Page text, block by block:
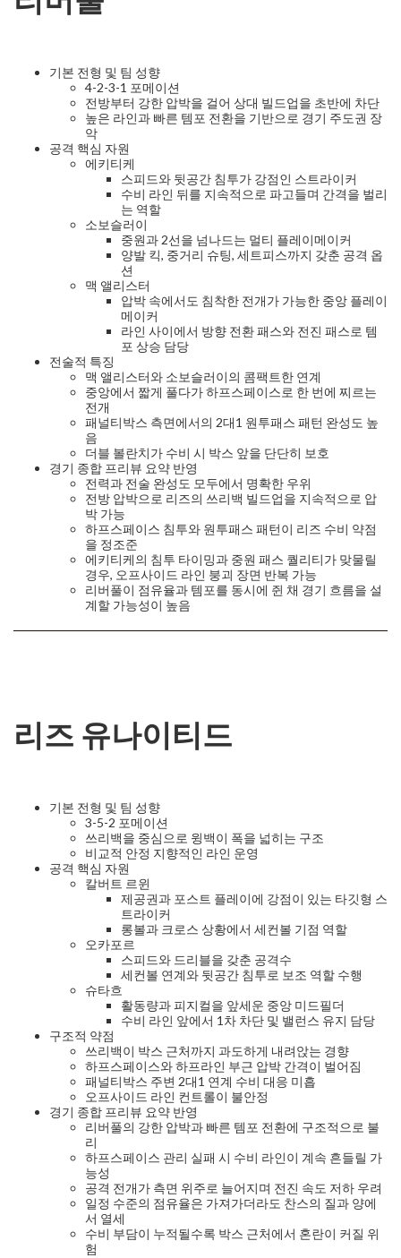
기본 전형 및 팀 성향
4-2-3-1 포메이션
전방부터 강한 압박을 걸어 상대 빌드업을 초반에 차단
높은 라인과 빠른 템포 전환을 기반으로 경기 주도권 장
악
공격 핵심 자원
에키티케
스피드와 뒷공간 침투가 강점인 스트라이커
수비 라인 뒤를 지속적으로 파고들며 간격을 벌리
는 역할
소보슬러이
중원과 2선을 넘나드는 멀티 플레이메이커
양발 킥, 중거리 슈팅, 세트피스까지 갖춘 공격 옵
션
맥 앨리스터
압박 속에서도 침착한 전개가 가능한 중앙 플레이
메이커
라인 사이에서 방향 전환 패스와 전진 패스로 템
포 상승 담당
전술적 특징
맥 앨리스터와 소보슬러이의 콤팩트한 연계
중앙에서 짧게 풀다가 하프스페이스로 한 번에 찌르는
전개
패널티박스 측면에서의 2대1 원투패스 패턴 완성도 높
음
더블 볼란치가 수비 시 박스 앞을 단단히 보호
경기 종합 프리뷰 요약 반영
전력과 전술 완성도 모두에서 명확한 우위
전방 압박으로 리즈의 쓰리백 빌드업을 지속적으로 압
박 가능
하프스페이스 침투와 원투패스 패턴이 리즈 수비 약점
을 정조준
에키티케의 침투 타이밍과 중원 패스 퀄리티가 맞물릴
경우, 오프사이드 라인 붕괴 장면 반복 가능
리버풀이 점유율과 템포를 동시에 쥔 채 경기 흐름을 설
계할 가능성이 높음
리즈 유나이티드
기본 전형 및 팀 성향
3-5-2 포메이션
쓰리백을 중심으로 윙백이 폭을 넓히는 구조
비교적 안정 지향적인 라인 운영
공격 핵심 자원
칼버트 르윈
제공권과 포스트 플레이에 강점이 있는 타깃형 스
트라이커
롱볼과 크로스 상황에서 세컨볼 기점 역할
오카포르
스피드와 드리블을 갖춘 공격수
세컨볼 연계와 뒷공간 침투로 보조 역할 수행
슈타흐
활동량과 피지컬을 앞세운 중앙 미드필더
수비 라인 앞에서 1차 차단 및 밸런스 유지 담당
구조적 약점
쓰리백이 박스 근처까지 과도하게 내려앉는 경향
하프스페이스와 하프라인 부근 압박 간격이 벌어짐
패널티박스 주변 2대1 연계 수비 대응 미흡
오프사이드 라인 컨트롤이 불안정
경기 종합 프리뷰 요약 반영
리버풀의 강한 압박과 빠른 템포 전환에 구조적으로 불
리
하프스페이스 관리 실패 시 수비 라인이 계속 흔들릴 가
능성
공격 전개가 측면 위주로 늘어지며 전진 속도 저하 우려
일정 수준의 점유율은 가져가더라도 찬스의 질과 양에
서 열세
수비 부담이 누적될수록 박스 근처에서 혼란이 커질 위
험